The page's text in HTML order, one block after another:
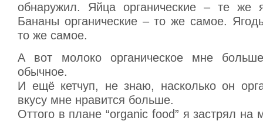
обнаружил. Яйца органические – те же
Бананы органические – то же самое.
то же самое.
А вот молоко органическое мне
обычное.
И ещё кетчуп, не знаю, насколько он
вкусу мне нравится больше.
Оттого в плане “organic food” я застрял на